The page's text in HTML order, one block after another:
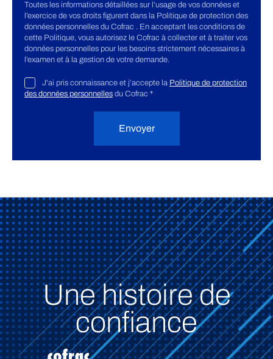
Toutes les informations détaillées sur l’usage de vos données et
l’exercice de vos droits figurent dans la Politique de protection des
données personnelles du Cofrac . En acceptant les conditions de
cette Politique, vous autorisez le Cofrac à collecter et à traiter vos
données personnelles pour les besoins strictement nécessaires à
l’examen et à la gestion de votre demande.
J'ai pris connaissance et j’accepte la Politique de protection
des données personnelles du Cofrac *
Envoyer
Une histoire de
confiance